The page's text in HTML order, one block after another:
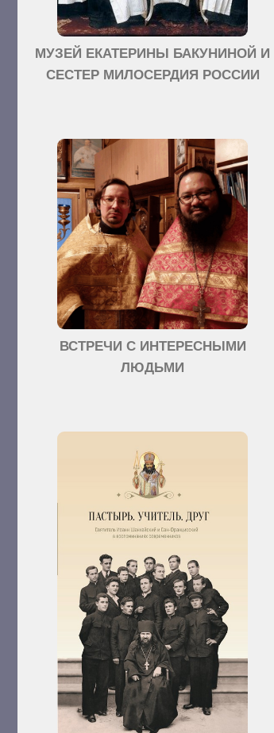
МУЗЕЙ ЕКАТЕРИНЫ БАКУНИНОЙ И
СЕСТЕР МИЛОСЕРДИЯ РОССИИ
ВСТРЕЧИ С ИНТЕРЕСНЫМИ
ЛЮДЬМИ